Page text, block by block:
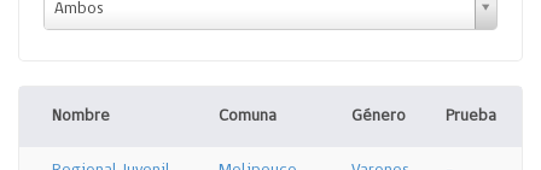
Ambos
Nombre Comuna Género Prueba